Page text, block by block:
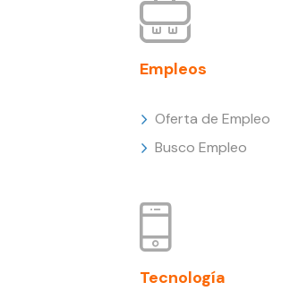
Empleos
Oferta de Empleo
Busco Empleo
Tecnología